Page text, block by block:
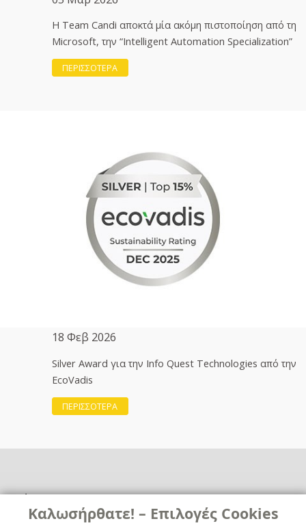
Καλωσήρθατε! – Επιλογές Cookies
H Team Candi αποκτά μία ακόμη πιστοποίηση από τη
Microsoft, την “Intelligent Automation Specialization”
ΠΕΡΙΣΣΟΤΕΡΑ
18 Φεβ 2026
Silver Award για την Info Quest Technologies από την
EcoVadis
ΠΕΡΙΣΣΟΤΕΡΑ
Χρήσιμα
Χρήσιμα
Επικοινωνία